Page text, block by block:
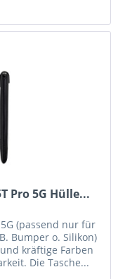
Pro 5G Hülle...
(passend nur für
Bumper o. Silikon)
kräftige Farben
Die Tasche...